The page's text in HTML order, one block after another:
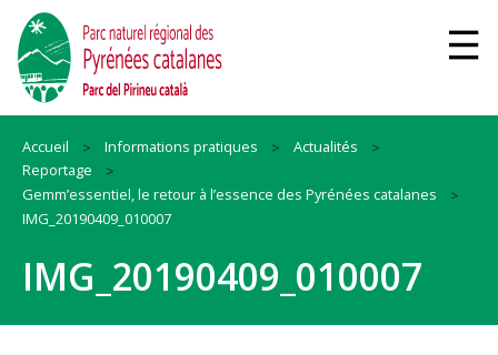
Accueil Informations pratiques
Actualités
Reportage
Gemm’essentiel, le retour à l’essence des Pyrénées catalanes
IMG_20190409_010007
IMG_20190409_010007